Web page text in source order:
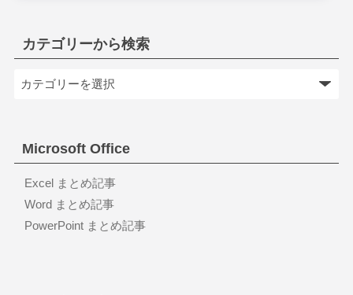
カテゴリーから検索
Microsoft Office
Excel まとめ記事
Word まとめ記事
PowerPoint まとめ記事